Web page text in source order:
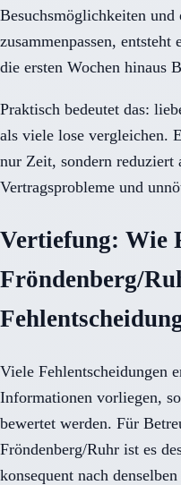
Besuchsmöglichkeiten
zusammenpassen,
die ersten Wochen hinaus
Praktisch bedeutet das:
als viele lose vergleichen.
nur Zeit, sondern reduziert
Vertragsprobleme und
Vertiefung: Wie
Fröndenberg/
Viele Fehlentscheidungen
Informationen vorliegen,
bewertet werden. Für
Fröndenberg/Ruhr ist es
konsequent nach